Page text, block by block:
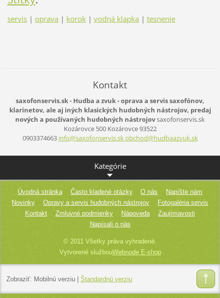
servis | oprava | korok | vodná klapka | tesnenie
Kontakt
saxofonservis.sk - Hudba a zvuk - oprava a servis saxofónov,
klarinetov, ale aj iných klasických hudobných nástrojov, predaj
nových a používaných hudobných nástrojovsaxofonservis.sk
Kozárovce 500Kozárovce93522
0903374663 info@saxofonservis.sk obchod@hudbaazvuk.sk
Kategórie
Úvodná stránka Často kladené otázky O nás
Napíšte nám
Novinky
Opravy a servis hudobných nástrojov
Fotogaléria servis
Kontakt
Zmluvné podmienky Nápoveda
Zaujímavosti
Napísali o nás
© 2011 Všetky práva vyhradené.
Vytvorené službouWebnode E-shop
Zobraziť: Mobilnú verziu| Štandardnú verziu